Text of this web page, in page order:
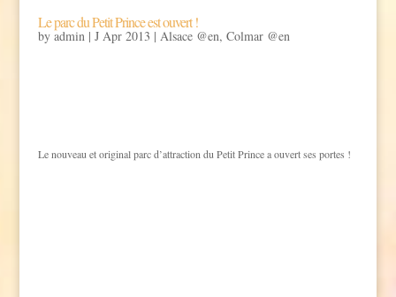
Le parc du Petit Prince est ouvert !
by admin| J Apr 2013 | Alsace @en, Colmar @en
Le nouveau et original parc d’attraction du Petit Prince a ouvert ses portes !